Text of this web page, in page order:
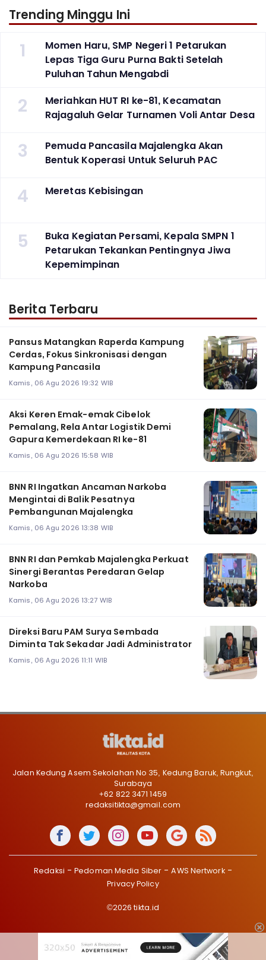
Trending Minggu Ini
1
Momen Haru, SMP Negeri 1 Petarukan
Lepas Tiga Guru Purna Bakti Setelah
Puluhan Tahun Mengabdi
2
Meriahkan HUT RI ke-81, Kecamatan
Rajagaluh Gelar Turnamen Voli Antar Desa
3
Pemuda Pancasila Majalengka Akan
Bentuk Koperasi Untuk Seluruh PAC
4 Meretas Kebisingan
5
Buka Kegiatan Persami, Kepala SMPN 1
Petarukan Tekankan Pentingnya Jiwa
Kepemimpinan
Berita Terbaru
Pansus Matangkan Raperda Kampung
Cerdas, Fokus Sinkronisasi dengan
Kampung Pancasila
Kamis, 06 Agu 2026 19:32 WIB
Aksi Keren Emak-emak Cibelok
Pemalang, Rela Antar Logistik Demi
Gapura Kemerdekaan RI ke-81
Kamis, 06 Agu 2026 15:58 WIB
BNN RI Ingatkan Ancaman Narkoba
Mengintai di Balik Pesatnya
Pembangunan Majalengka
Kamis, 06 Agu 2026 13:38 WIB
BNN RI dan Pemkab Majalengka Perkuat
Sinergi Berantas Peredaran Gelap
Narkoba
Kamis, 06 Agu 2026 13:27 WIB
Direksi Baru PAM Surya Sembada
Diminta Tak Sekadar Jadi Administrator
Kamis, 06 Agu 2026 11:11 WIB
Jalan Kedung Asem Sekolahan No 35, Kedung Baruk, Rungkut,
Surabaya
+62 822 3471 1459
redaksitikta@gmail.com
Redaksi Pedoman Media Siber
AWS Nertwork
Privacy Policy
©2026 tikta.id